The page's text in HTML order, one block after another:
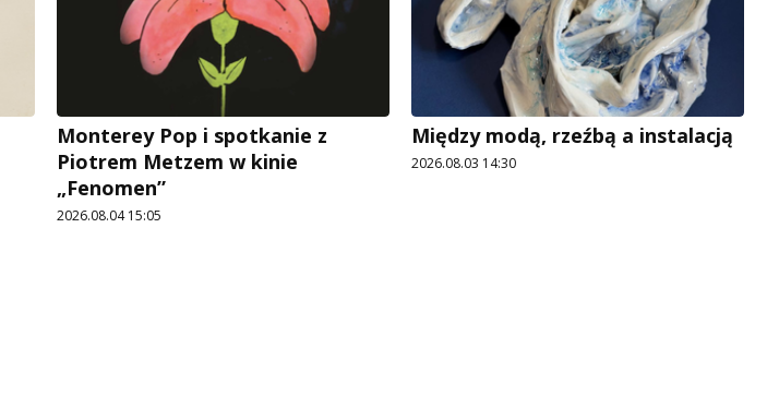
Monterey Pop i spotkanie z
Piotrem Metzem w kinie
„Fenomen”
2026.08.04 15:05
Między modą, rzeźbą a instalacją
2026.08.03 14:30